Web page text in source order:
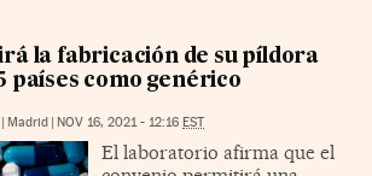
la fabricación de su píldora
países como genérico
Madrid NOV 16, 2021 - 12:16 EST
El laboratorio afirma que el